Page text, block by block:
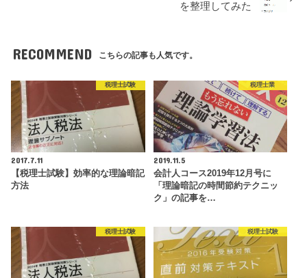
を整理してみた
RECOMMEND こちらの記事も人気です。
税理士試験
2017.7.11
【税理士試験】効率的な理論暗記
方法
税理士業
2019.11.5
会計人コース2019年12月号に
「理論暗記の時間節約テクニッ
ク」の記事を…
税理士試験 税理士試験